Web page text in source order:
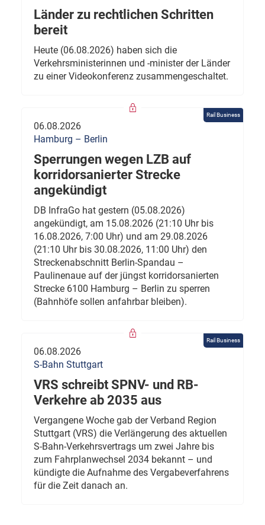
Länder zu rechtlichen Schritten
bereit
Heute (06.08.2026) haben sich die
Verkehrsministerinnen und -minister der Länder
zu einer Videokonferenz zusammengeschaltet.
Rail Business
06.08.2026
Hamburg – Berlin
Sperrungen wegen LZB auf
korridorsanierter Strecke
angekündigt
DB InfraGo hat gestern (05.08.2026)
angekündigt, am 15.08.2026 (21:10 Uhr bis
16.08.2026, 7:00 Uhr) und am 29.08.2026
(21:10 Uhr bis 30.08.2026, 11:00 Uhr) den
Streckenabschnitt Berlin-Spandau –
Paulinenaue auf der jüngst korridorsanierten
Strecke 6100 Hamburg – Berlin zu sperren
(Bahnhöfe sollen anfahrbar bleiben).
Rail Business
06.08.2026
S-Bahn Stuttgart
VRS schreibt SPNV- und RB-
Verkehre ab 2035 aus
Vergangene Woche gab der Verband Region
Stuttgart (VRS) die Verlängerung des aktuellen
S-Bahn-Verkehrsvertrags um zwei Jahre bis
zum Fahrplanwechsel 2034 bekannt – und
kündigte die Aufnahme des Vergabeverfahrens
für die Zeit danach an.